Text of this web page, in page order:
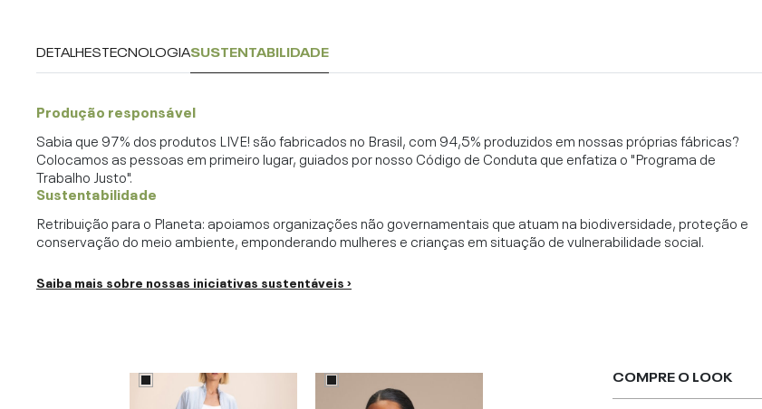
DETALHESTECNOLOGIASUSTENTABILIDADE
Produção responsável
Sabia que 97% dos produtos LIVE! são fabricados no Brasil, com 94,5% produzidos em nossas próprias fábricas?
Colocamos as pessoas em primeiro lugar, guiados por nosso Código de Conduta que enfatiza o "Programa de
Trabalho Justo".
Sustentabilidade
Retribuição para o Planeta: apoiamos organizações não governamentais que atuam na biodiversidade, proteção e
conservação do meio ambiente, emponderando mulheres e crianças em situação de vulnerabilidade social.
Saiba mais sobre nossas iniciativas sustentáveis ›
COMPRE O LOOK